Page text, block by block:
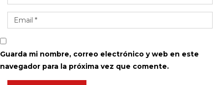
Guarda mi nombre, correo electrónico y web en este
navegador para la próxima vez que comente.